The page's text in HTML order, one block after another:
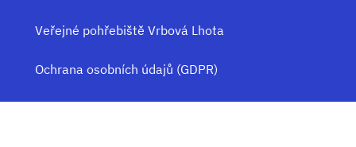
Veřejné pohřebiště Vrbová Lhota
Ochrana osobních údajů (GDPR)